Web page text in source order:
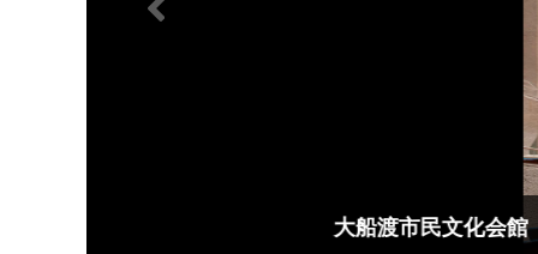
大船渡市民文化会館